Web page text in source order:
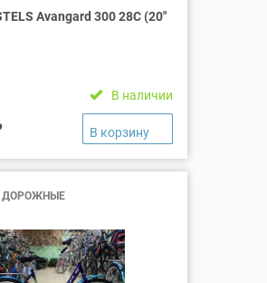
Avangard 300 28C (20″
В наличии
ДОРОЖНЫЕ